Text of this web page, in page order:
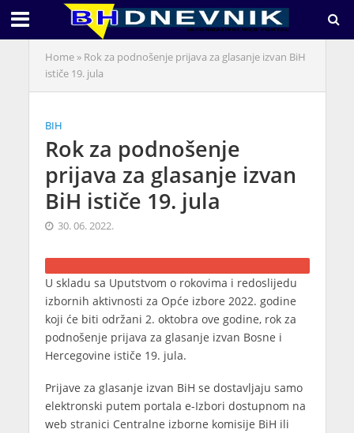
Home» Rok za podnošenje prijava za glasanje izvan BiH
ističe 19. jula
BIH
Rok za podnošenje
prijava za glasanje izvan
BiH ističe 19. jula
30. 06. 2022.
U skladu sa Uputstvom o rokovima i redoslijedu
izbornih aktivnosti za Opće izbore 2022. godine
koji će biti održani 2. oktobra ove godine, rok za
podnošenje prijava za glasanje izvan Bosne i
Hercegovine ističe 19. jula.
Prijave za glasanje izvan BiH se dostavljaju samo
elektronski putem portala e-Izbori dostupnom na
web stranici Centralne izborne komisije BiH ili